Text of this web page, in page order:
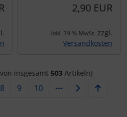
2,90 EUR
inkl. 19 % MwSt. zzgl.
Versandkosten
insgesamt 503Artikeln)
8 9 10